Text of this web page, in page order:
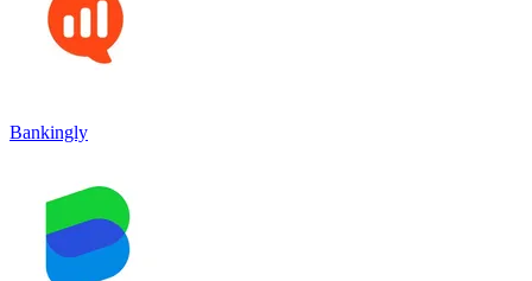
Bankingly